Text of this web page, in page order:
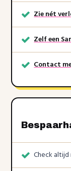
Zie nét
Zelf een
Contact
Check